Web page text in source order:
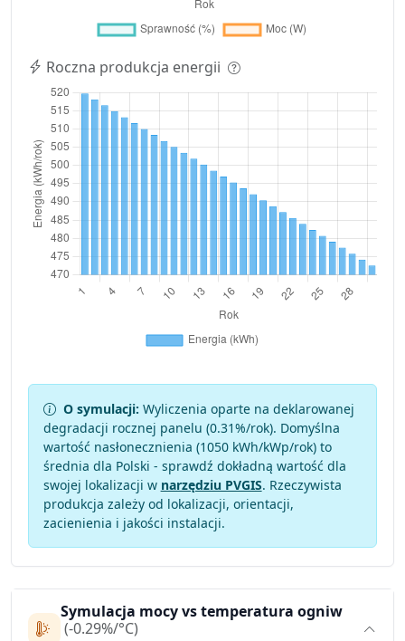
Roczna produkcja energii
O symulacji: Wyliczenia oparte na deklarowanej
degradacji rocznej panelu (0.31%/rok). Domyślna
wartość nasłonecznienia (1050 kWh/kWp/rok) to
średnia dla Polski - sprawdź dokładną wartość dla
swojej lokalizacji w narzędziu PVGIS. Rzeczywista
produkcja zależy od lokalizacji, orientacji,
zacienienia i jakości instalacji.
Symulacja mocy vs temperatura ogniw
(-0.29%/°C)